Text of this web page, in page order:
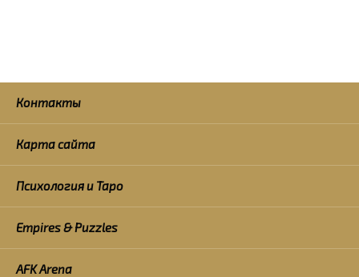
Контакты
Карта сайта
Психология и Таро
Empires & Puzzles
AFK Arena